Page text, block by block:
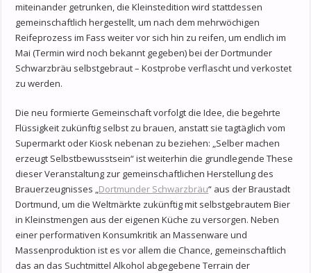
miteinander getrunken, die Kleinstedition wird stattdessen
gemeinschaftlich hergestellt, um nach dem mehrwöchigen
Reifeprozess im Fass weiter vor sich hin zu reifen, um endlich im
Mai (Termin wird noch bekannt gegeben) bei der Dortmunder
Schwarzbräu selbstgebraut – Kostprobe verflascht und verkostet
zu werden.
Die neu formierte Gemeinschaft vorfolgt die Idee, die begehrte
Flüssigkeit zukünftig selbst zu brauen, anstatt sie tagtäglich vom
Supermarkt oder Kiosk nebenan zu beziehen: „Selber machen
erzeugt Selbstbewusstsein“ ist weiterhin die grundlegende These
dieser Veranstaltung zur gemeinschaftlichen Herstellung des
Brauerzeugnisses „Dortmunder Schwarzbräu“ aus der Braustadt
Dortmund, um die Weltmärkte zukünftig mit selbstgebrautem Bier
in Kleinstmengen aus der eigenen Küche zu versorgen. Neben
einer performativen Konsumkritik an Massenware und
Massenproduktion ist es vor allem die Chance, gemeinschaftlich
das an das Suchtmittel Alkohol abgegebene Terrain der